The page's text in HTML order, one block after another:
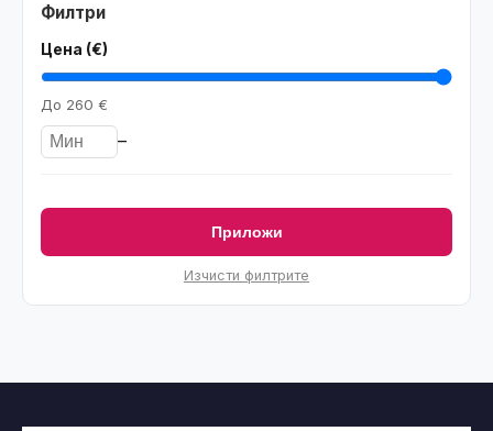
Филтри
Цена (€)
До 260 €
–
Приложи
Изчисти филтрите